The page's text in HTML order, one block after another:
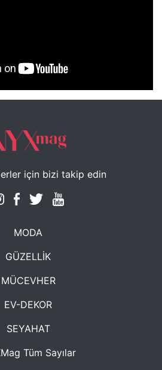
Etkinliği
için bizi takip edin
MODA
GÜZELLİK
MÜCEVHER
EV-DEKOR
SEYAHAT
Tüm Sayılar